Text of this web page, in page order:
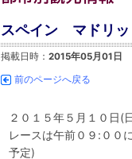
スペイン マドリッ
掲載日時： 2015年05月01日
前のページへ戻る
２０１５年５月１０日(
レースは午前０９:００
予定)